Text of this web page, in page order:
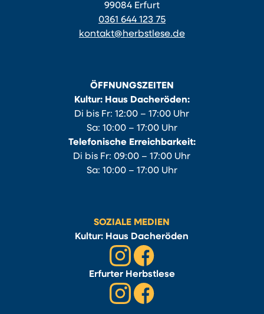
99084 Erfurt
0361 644 123 75
kontakt@herbstlese.de
ÖFFNUNGSZEITEN
Kultur: Haus Dacheröden:
Di bis Fr: 12:00 – 17:00 Uhr
Sa: 10:00 – 17:00 Uhr
Telefonische Erreichbarkeit:
Di bis Fr: 09:00 – 17:00 Uhr
Sa: 10:00 – 17:00 Uhr
SOZIALE MEDIEN
Kultur: Haus Dacheröden
Erfurter Herbstlese